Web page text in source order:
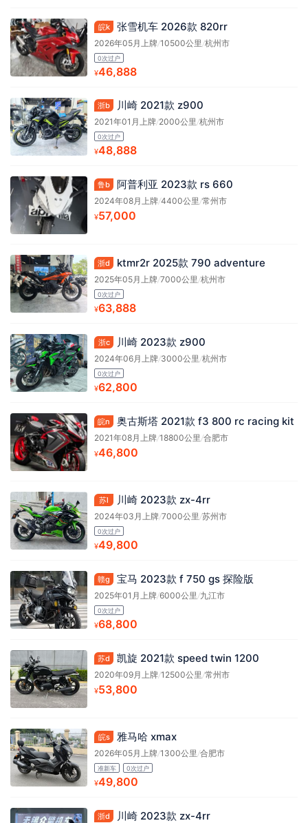
皖k 张雪机车 2026款 820rr
2026年05月上牌/10500公里 /杭州市
0次过户
¥46,888
浙b 川崎 2021款 z900
2021年01月上牌/2000公里/杭州市
0次过户
¥48,888
鲁b 阿普利亚 2023款 rs 660
2024年08月上牌/4400公里/常州市
¥57,000
浙d ktmr2r 2025款 790 adventure
2025年05月上牌/7000公里/杭州市
0次过户
¥63,888
浙c 川崎 2023款 z900
2024年06月上牌/3000公里/杭州市
0次过户
¥62,800
皖n 奥古斯塔 2021款 f3 800 rc racing kit
2021年08月上牌/18800公里/合肥市
¥46,800
苏l 川崎 2023款 zx-4rr
2024年03月上牌/7000公里/苏州市
0次过户
¥49,800
赣g 宝马 2023款 f 750 gs 探险版
2025年01月上牌/6000公里/九江市
0次过户
¥68,800
苏d 凯旋 2021款 speed twin 1200
2020年09月上牌/12500公里/常州市
¥53,800
皖s 雅马哈 xmax
2026年05月上牌/1300公里/合肥市
准新车 0次过户
¥49,800
浙d 川崎 2023款 zx-4rr